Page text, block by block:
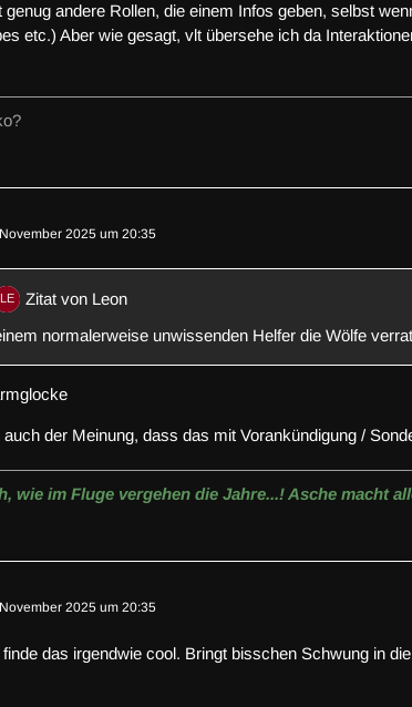
genug andere Rollen, die einem Infos geben, selbst
etc.) Aber wie gesagt, vlt übersehe ich da
2025 um 20:35
Zitat von Leon
normalerweise unwissenden Helfer die Wölfe
auch der Meinung, dass das mit Vorankündigung /
wie im Fluge vergehen die Jahre...! Asche macht
2025 um 20:35
finde das irgendwie cool. Bringt bisschen Schwung in